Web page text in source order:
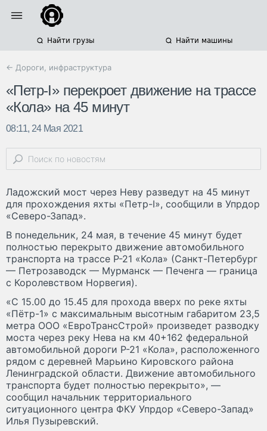
Найти грузы Найти машины
← Дороги, инфраструктура
«Петр-I» перекроет движение на трассе
«Кола» на 45 минут
08:11, 24 Мая 2021
Ладожский мост через Неву разведут на 45 минут
для прохождения яхты «Петр-I», сообщили в Упрдор
«Северо-Запад».
В понедельник, 24 мая, в течение 45 минут будет
полностью перекрыто движение автомобильного
транспорта на трассе Р-21 «Кола» (Санкт-Петербург
— Петрозаводск — Мурманск — Печенга — граница
с Королевством Норвегия).
«С 15.00 до 15.45 для прохода вверх по реке яхты
«Пётр-1» с максимальным высотным габаритом 23,5
метра ООО «ЕвроТрансСтрой» произведет разводку
моста через реку Нева на км 40+162 федеральной
автомобильной дороги Р-21 «Кола», расположенного
рядом с деревней Марьино Кировского района
Ленинградской области. Движение автомобильного
транспорта будет полностью перекрыто», —
сообщил начальник территориального
ситуационного центра ФКУ Упрдор «Северо-Запад»
Илья Пузыревский.